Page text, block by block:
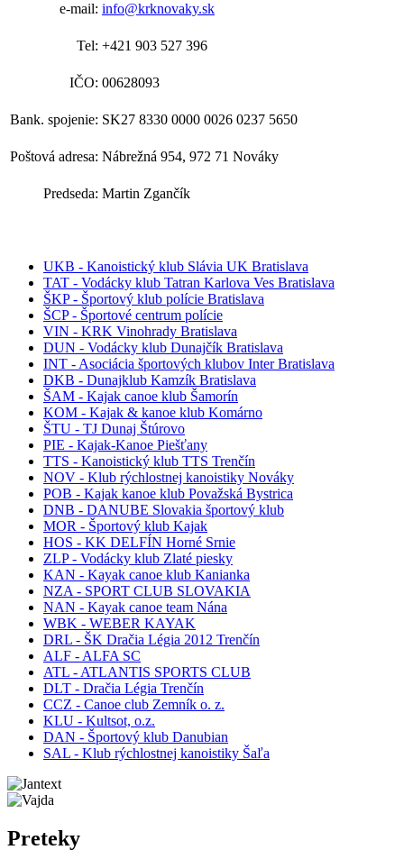
e-mail: info@krknovaky.sk
Tel: +421 903 527 396
IČO: 00628093
Bank. spojenie: SK27 8330 0000 0026 0237 5650
Poštová adresa: Nábrežná 954, 972 71 Nováky
Predseda: Martin Zgančík
UKB - Kanoistický klub Slávia UK Bratislava
TAT - Vodácky klub Tatran Karlova Ves Bratislava
ŠKP - Športový klub polície Bratislava
ŠCP - Športové centrum polície
VIN - KRK Vinohrady Bratislava
DUN - Vodácky klub Dunajčík Bratislava
INT - Asociácia športových klubov Inter Bratislava
DKB - Dunajklub Kamzík Bratislava
ŠAM - Kajak canoe klub Šamorín
KOM - Kajak & kanoe klub Komárno
ŠTU - TJ Dunaj Štúrovo
PIE - Kajak-Kanoe Piešťany
TTS - Kanoistický klub TTS Trenčín
NOV - Klub rýchlostnej kanoistiky Nováky
POB - Kajak kanoe klub Považská Bystrica
DNB - DANUBE Slovakia športový klub
MOR - Športový klub Kajak
HOS - KK DELFÍN Horné Srnie
ZLP - Vodácky klub Zlaté piesky
KAN - Kayak canoe klub Kanianka
NZA - SPORT CLUB SLOVAKIA
NAN - Kayak canoe team Nána
WBK - WEBER KAYAK
DRL - ŠK Dračia Légia 2012 Trenčín
ALF - ALFA SC
ATL - ATLANTIS SPORTS CLUB
DLT - Dračia Légia Trenčín
CCZ - Canoe club Zemník o. z.
KLU - Kultsot, o.z.
DAN - Športový klub Danubian
SAL - Klub rýchlostnej kanoistiky Šaľa
Preteky